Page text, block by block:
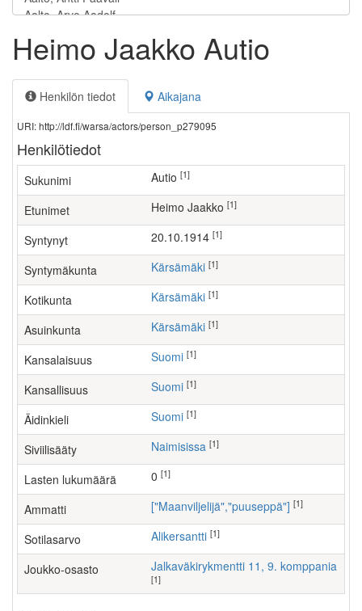
Heimo Jaakko Autio
Henkilön tiedot Aikajana
URI: http://ldf.fi/warsa/actors/person_p279095
Henkilötiedot
Sukunimi Autio [1]
Etunimet Heimo Jaakko [1]
Syntynyt 20.10.1914 [1]
Syntymäkunta Kärsämäki [1]
Kotikunta Kärsämäki [1]
Asuinkunta Kärsämäki [1]
Kansalaisuus Suomi [1]
Kansallisuus Suomi [1]
Äidinkieli Suomi [1]
Siviilisääty Naimisissa [1]
Lasten lukumäärä [1]
Ammatti ["maanviljelijä","puuseppä"] [1]
Sotilasarvo Alikersantti [1]
Joukko-osasto Jalkaväkirykmentti 11, 9. komppania
[1]